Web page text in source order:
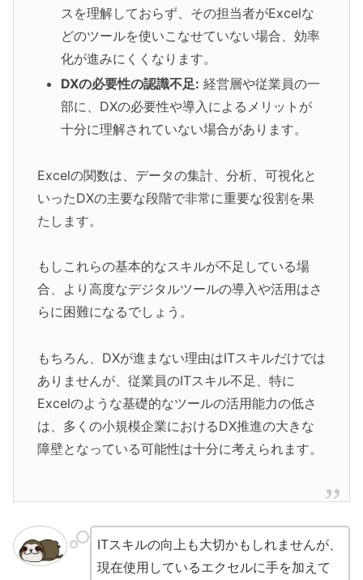
スを理解しておらず、その担当者がExcelな
どのツールを使いこなせていない場合、効率
化が進みにくくなります。
DXの必要性の認識不足: 経営層や従業員の一
部に、DXの必要性や導入によるメリットが
十分に理解されていない場合があります。
Excelの関数は、データの集計、分析、可視化と
いったDXの主要な段階で非常に重要な役割を果
たします。
もしこれらの基本的なスキルが不足している場
合、より高度なデジタルツールの導入や活用はさ
らに困難になるでしょう。
もちろん、DXが進まない理由はITスキルだけでは
ありませんが、従業員のITスキル不足、特に
Excelのような基礎的なツールの活用能力の低さ
は、多くの小規模企業におけるDX推進の大きな
障壁となっている可能性は十分に考えられます。
ITスキルの向上も大切かもしれませんが、
現在使用しているエクセルに手を加えて